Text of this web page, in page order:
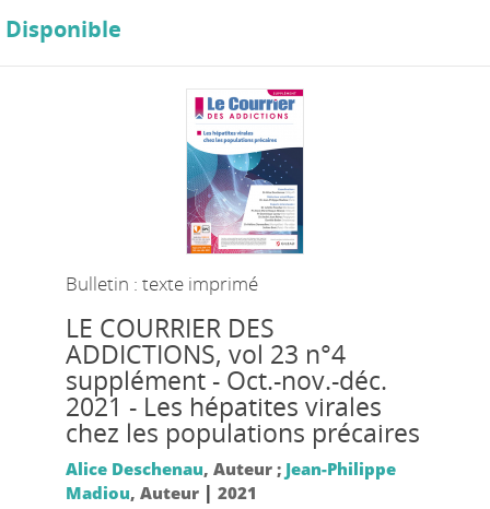
Disponible
Bulletin : texte imprimé
LE COURRIER DES
ADDICTIONS, vol 23 n°4
supplément - Oct.-nov.-déc.
2021 - Les hépatites virales
chez les populations précaires
Alice Deschenau, Auteur ; Jean-Philippe
Madiou, Auteur | 2021